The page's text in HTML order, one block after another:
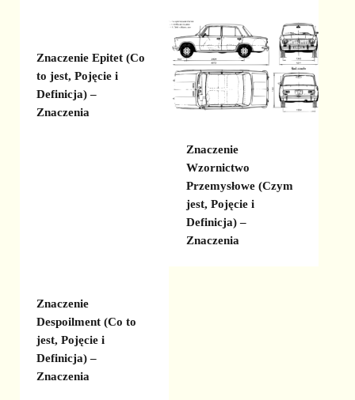
Znaczenie Epitet (Co
to jest, Pojęcie i
Definicja) –
Znaczenia
Znaczenie
Wzornictwo
Przemysłowe (Czym
jest, Pojęcie i
Definicja) –
Znaczenia
Znaczenie
Despoilment (Co to
jest, Pojęcie i
Definicja) –
Znaczenia